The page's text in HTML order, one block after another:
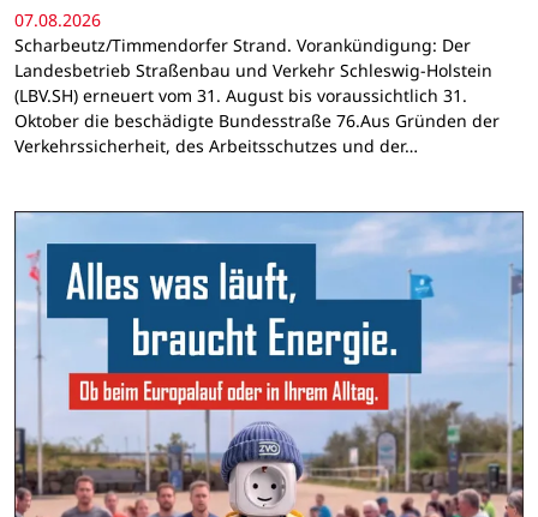
07.08.2026
Scharbeutz/Timmendorfer Strand. Vorankündigung: Der
Landesbetrieb Straßenbau und Verkehr Schleswig-Holstein
(LBV.SH) erneuert vom 31. August bis voraussichtlich 31.
Oktober die beschädigte Bundesstraße 76.Aus Gründen der
Verkehrssicherheit, des Arbeitsschutzes und der…